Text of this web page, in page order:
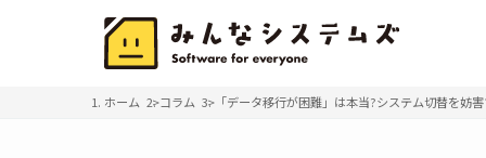
ホーム コラム 「データ移行が困難」は本当?システム切替を妨